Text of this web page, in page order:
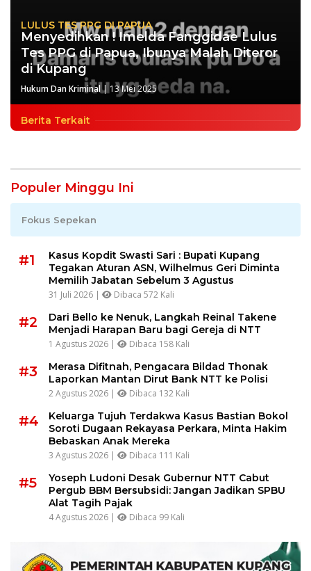
LULUS TES PPG DI PAPUA
Menyedihkan ! Imelda Fanggidae Lulus
Tes PPG di Papua, Ibunya Malah Diteror
di Kupang
Hukum Dan Kriminal| 13 Mei 2025
Berita Terkait
Populer Minggu Ini
Fokus Sepekan
#1
Kasus Kopdit Swasti Sari : Bupati Kupang
Tegakan Aturan ASN, Wilhelmus Geri Diminta
Memilih Jabatan Sebelum 3 Agustus
31 Juli 2026 | Dibaca 572 Kali
#2
Dari Bello ke Nenuk, Langkah Reinal Takene
Menjadi Harapan Baru bagi Gereja di NTT
1 Agustus 2026 | Dibaca 158 Kali
#3
Merasa Difitnah, Pengacara Bildad Thonak
Laporkan Mantan Dirut Bank NTT ke Polisi
2 Agustus 2026 | Dibaca 132 Kali
#4
Keluarga Tujuh Terdakwa Kasus Bastian Bokol
Soroti Dugaan Rekayasa Perkara, Minta Hakim
Bebaskan Anak Mereka
3 Agustus 2026 | Dibaca 111 Kali
#5
Yoseph Ludoni Desak Gubernur NTT Cabut
Pergub BBM Bersubsidi: Jangan Jadikan SPBU
Alat Tagih Pajak
4 Agustus 2026 | Dibaca 99 Kali